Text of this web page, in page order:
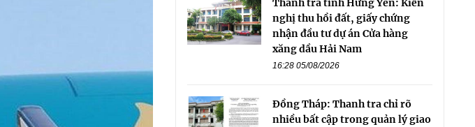
Thanh tra tỉnh Hưng Yên: Kiến
nghị thu hồi đất, giấy chứng
nhận đầu tư dự án Cửa hàng
xăng dầu Hải Nam
16:28 05/08/2026
Đồng Tháp: Thanh tra chỉ rõ
nhiều bất cập trong quản lý giao